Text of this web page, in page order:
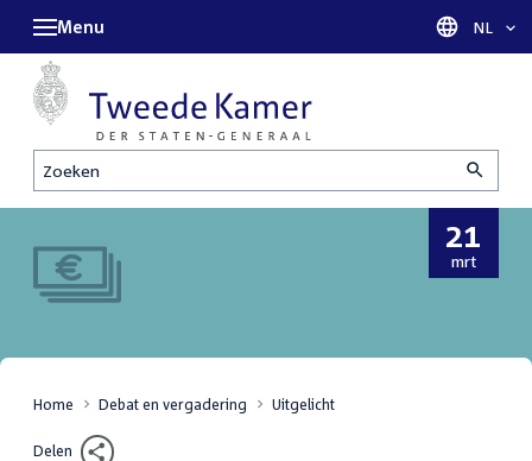
Zoeken
Menu Taal
NL
21
mrt
21
maart
Home Debat en vergadering Uitgelicht
Delen